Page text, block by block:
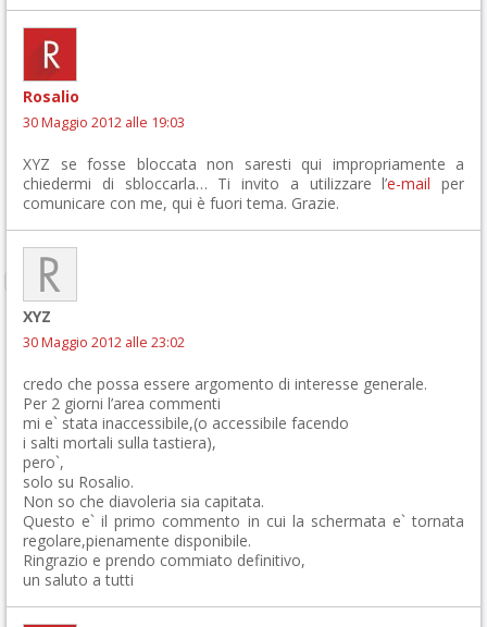
Rosalio
30 Maggio 2012 alle 19:03
XYZ se fosse bloccata non saresti qui impropriamente a
chiedermi di sbloccarla… Ti invito a utilizzare l’e-mail per
comunicare con me, qui è fuori tema. Grazie.
XYZ
30 Maggio 2012 alle 23:02
credo che possa essere argomento di interesse generale.
Per 2 giorni l’area commenti
mi e` stata inaccessibile,(o accessibile facendo
i salti mortali sulla tastiera),
pero`,
solo su Rosalio.
Non so che diavoleria sia capitata.
Questo e` il primo commento in cui la schermata e` tornata
regolare,pienamente disponibile.
Ringrazio e prendo commiato definitivo,
un saluto a tutti